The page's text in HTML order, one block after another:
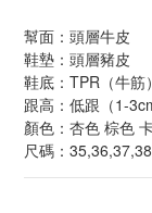
幫面：頭層牛皮
鞋墊：頭層豬皮
鞋底：TPR（牛筋）
跟高：低跟（1-
顏色：杏色 棕色
尺碼：